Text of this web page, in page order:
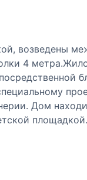
возведены
4
Дом